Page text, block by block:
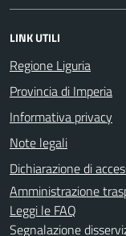
LINK UTILI
Regione Liguria
Provincia di Imperia
Informativa privacy
Note legali
Dichiarazione di
Amministrazione
Leggi le FAQ
Segnalazione